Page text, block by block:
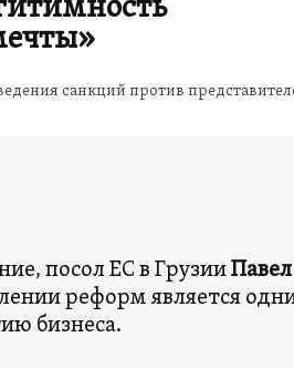
санкций против
посол ЕС в Грузии
реформ является
бизнеса.